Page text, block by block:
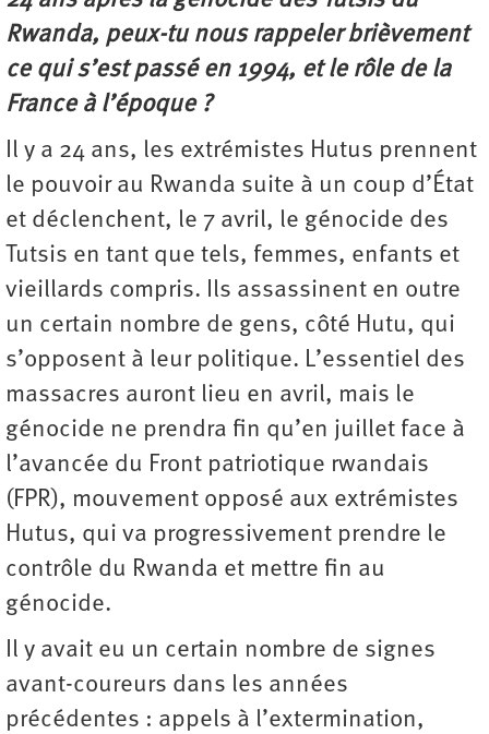
Rwanda, peux-tu nous rappeler brièvement
ce qui s’est passé en 1994, et le rôle de la
France à l’époque ?
Il y a 24 ans, les extrémistes Hutus prennent
le pouvoir au Rwanda suite à un coup d’État
et déclenchent, le 7 avril, le génocide des
Tutsis en tant que tels, femmes, enfants et
vieillards compris. Ils assassinent en outre
un certain nombre de gens, côté Hutu, qui
s’opposent à leur politique. L’essentiel des
massacres auront lieu en avril, mais le
génocide ne prendra fin qu’en juillet face à
l’avancée du Front patriotique rwandais
(FPR), mouvement opposé aux extrémistes
Hutus, qui va progressivement prendre le
contrôle du Rwanda et mettre fin au
génocide.
Il y avait eu un certain nombre de signes
avant-coureurs dans les années
précédentes : appels à l’extermination,